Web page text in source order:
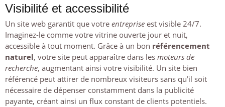
Visibilité et accessibilité
Un site web garantit que votre entreprise est visible 24/7.
Imaginez-le comme votre vitrine ouverte jour et nuit,
accessible à tout moment. Grâce à un bon référencement
naturel, votre site peut apparaître dans les moteurs de
recherche, augmentant ainsi votre visibilité. Un site bien
référencé peut attirer de nombreux visiteurs sans qu’il soit
nécessaire de dépenser constamment dans la publicité
payante, créant ainsi un flux constant de clients potentiels.